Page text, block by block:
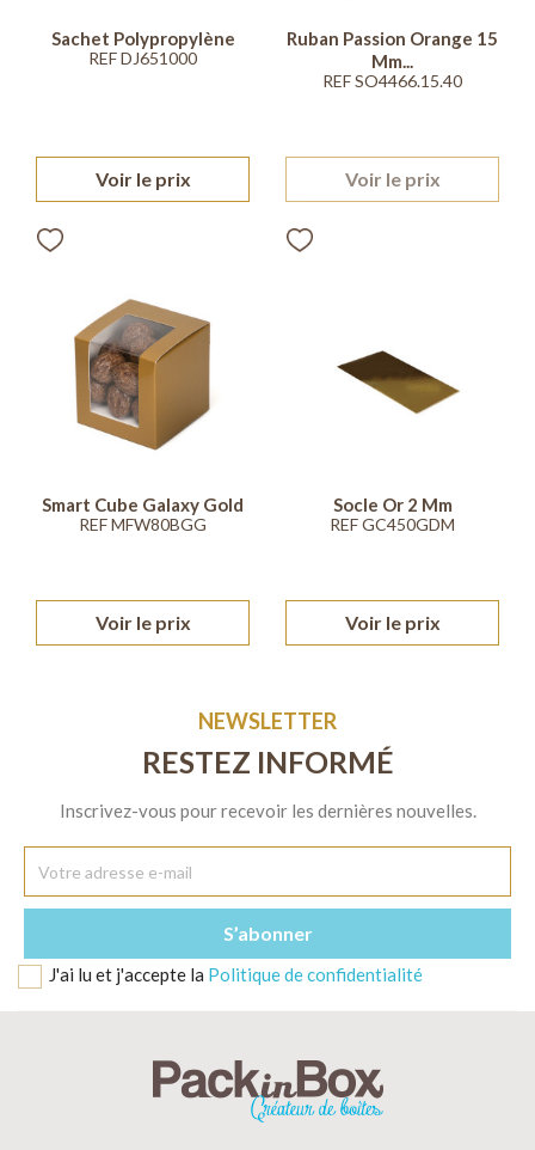
Sachet Polypropylène
REF DJ651000
Voir le prix
Ruban Passion Orange 15
Mm...
REF SO4466.15.40
Voir le prix
Smart Cube Galaxy Gold
REF MFW80BGG
Voir le prix
Socle Or 2 Mm
REF GC450GDM
Voir le prix
NEWSLETTER
RESTEZ INFORMÉ
Inscrivez-vous pour recevoir les dernières nouvelles.
J'ai lu et j'accepte la Politique de confidentialité